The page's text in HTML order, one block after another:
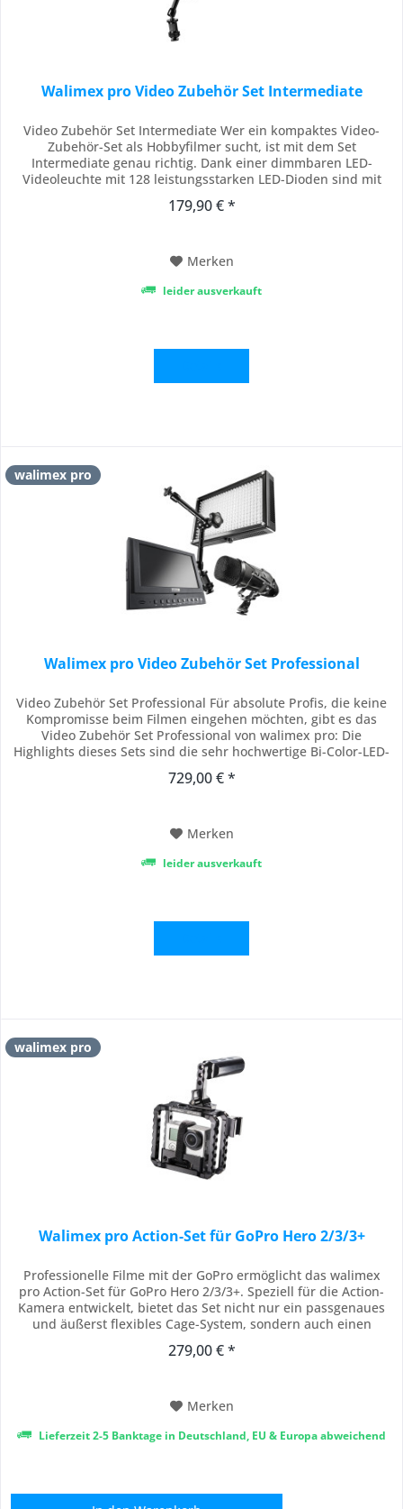
Walimex pro Video Zubehör Set Intermediate
Video Zubehör Set Intermediate Wer ein kompaktes Video-
Zubehör-Set als Hobbyfilmer sucht, ist mit dem Set
Intermediate genau richtig. Dank einer dimmbaren LED-
Videoleuchte mit 128 leistungsstarken LED-Dioden sind mit
Filmaufnahmen möglich. Außerdem sorgt das Richtmikrofon
179,90 € *
Merken
leider ausverkauft
walimex pro
Walimex pro Video Zubehör Set Professional
Video Zubehör Set Professional Für absolute Profis, die keine
Kompromisse beim Filmen eingehen möchten, gibt es das
Video Zubehör Set Professional von walimex pro: Die
Highlights dieses Sets sind die sehr hochwertige Bi-Color-LED-
bei kalter und 190 Lux bei warmer Farbtemperatur sowie der
729,00 € *
Merken
leider ausverkauft
walimex pro
Walimex pro Action-Set für GoPro Hero 2/3/3+
Professionelle Filme mit der GoPro ermöglicht das walimex
pro Action-Set für GoPro Hero 2/3/3+. Speziell für die Action-
Kamera entwickelt, bietet das Set nicht nur ein passgenaues
und äußerst flexibles Cage-System, sondern auch einen
Mini HDMI-Anschlusses der GoPro in Verbindung mit dem
279,00 € *
Merken
Lieferzeit 2-5 Banktage in Deutschland, EU & Europa abweichend